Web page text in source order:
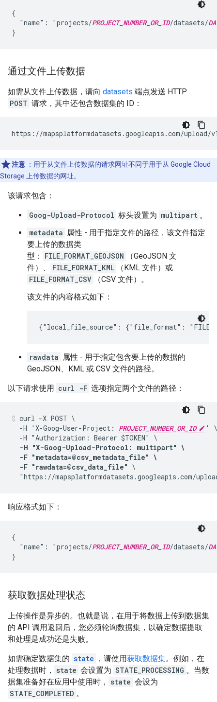
{
  "name": "projects/
PROJECT_NUMBER_OR_ID/datasets/
通过文件上传数据
如需从文件上传数据，请向 datasets 端点发送 HTTP
POST 请求，其中还包含数据集的 ID：
https://mapsplatformdatasets.googleapis.com/upload/
注意 ：用于从文件上传数据的请求网址不同于用于从 Google Cloud
Storage 上传数据的网址。
该请求包含：
Goog-Upload-Protocol 标头设置为 multipart 。
metadata 属性 - 用于指定文件的路径，该文件指定
要上传的数据类
型：
FILE_FORMAT_GEOJSON
（GeoJSON 文
件）、
FILE_FORMAT_KML
（KML 文件）或
FILE_FORMAT_CSV
（CSV 文件）。
该文件的内容格式如下：
{"local_file_source": {"file_format":
rawdata 属性 - 用于指定包含要上传的数据的
GeoJSON、KML 或 CSV 文件的路径。
以下请求使用 curl -F 选项指定两个文件的路径：
curl -X POST \
  -H 'X-Goog-User-Project:
PROJECT_NUMBER_OR_ID
' \
  -H "Authorization: Bearer $TOKEN" \
-H "X-Goog-Upload-Protocol: multipart" \
  -F "metadata=@csv_metadata_file" \
  -F "rawdata=@csv_data_file"
\
"https://mapsplatformdatasets.googleapis.com/
响应格式如下：
{
  "name": "projects/
PROJECT_NUMBER_OR_ID/datasets/
获取数据处理状态
上传操作是异步的。也就是说，在用于将数据上传到数据集
的 API 调用返回后，您必须轮询数据集，以确定数据提取
和处理是成功还是失败。
如需确定数据集的 state ，请使用获取数据集。例如，在
处理数据时，
state 会设置为 STATE_PROCESSING 。当数
据集准备好在应用中使用时，
state 会设为
STATE_COMPLETED 。